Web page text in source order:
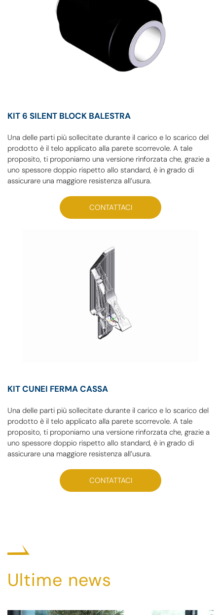
KIT 6 SILENT BLOCK BALESTRA
Una delle parti più sollecitate durante il carico e lo scarico del
prodotto è il telo applicato alla parete scorrevole. A tale
proposito, ti proponiamo una versione rinforzata che, grazie a
uno spessore doppio rispetto allo standard, è in grado di
assicurare una maggiore resistenza all’usura.
CONTATTACI
KIT CUNEI FERMA CASSA
Una delle parti più sollecitate durante il carico e lo scarico del
prodotto è il telo applicato alla parete scorrevole. A tale
proposito, ti proponiamo una versione rinforzata che, grazie a
uno spessore doppio rispetto allo standard, è in grado di
assicurare una maggiore resistenza all’usura.
CONTATTACI
Ultime news